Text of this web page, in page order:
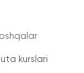
kurslari